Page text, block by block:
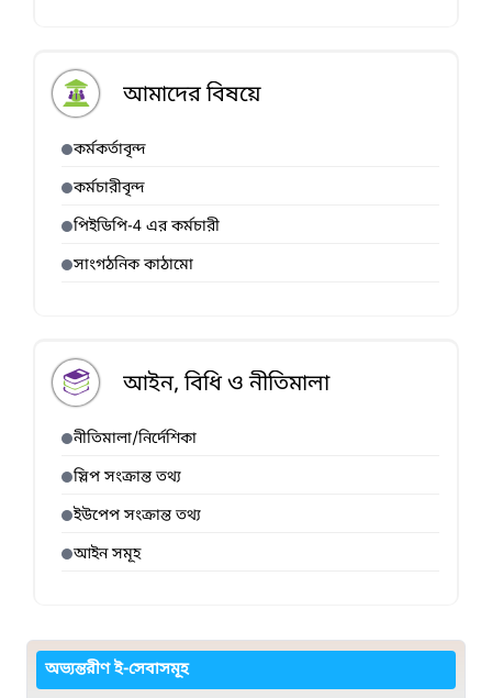
আমাদের বিষয়ে
কর্মকর্তাবৃন্দ
কর্মচারীবৃন্দ
পিইডিপি-4 এর কর্মচারী
সাংগঠনিক কাঠামো
আইন, বিধি ও নীতিমালা
নীতিমালা/নির্দেশিকা
স্লিপ সংক্রান্ত তথ্য
ইউপেপ সংক্রান্ত তথ্য
আইন সমূহ
অভ্যন্তরীণ ই-সেবাসমূহ